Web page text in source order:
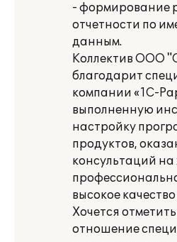
- формирование
отчетности по
данным.
Коллектив ООО
благодарит
компании «1С-
выполненную
настройку
продуктов,
консультаций
высокое
Хочется
отношение